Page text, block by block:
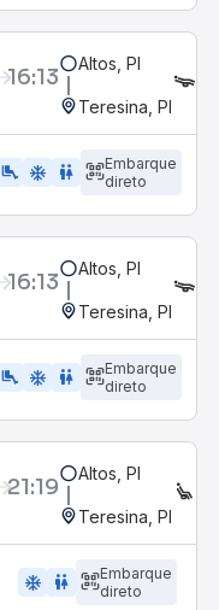
16:13 Altos, PI
Teresina, PI
airline_seat_legroom_extra ac_unit wc
Embarque
direto
16:13 Altos, PI
Teresina, PI
airline_seat_legroom_extra ac_unit wc
Embarque
direto
21:19 Altos, PI
Teresina, PI
ac_unit wc
Embarque
direto